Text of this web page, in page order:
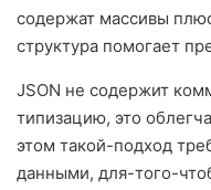
содержат массивы
структура помогает
JSON не содержит
типизацию, это
этом такой-подход
данными, для-того-